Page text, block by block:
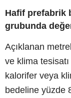
Hafif prefabrik
grubunda
Açıklanan
ve klima
kalorifer veya
bedeline yüzde